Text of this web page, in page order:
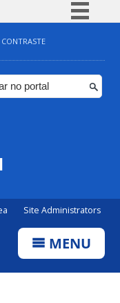
Simplifique!
Comunica BR
Participe
Site Administrators
MENU